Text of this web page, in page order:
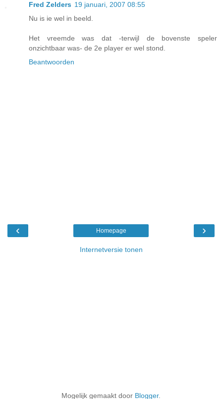
Fred Zelders 19 januari, 2007 08:55
Nu is ie wel in beeld.
Het vreemde was dat -terwijl de bovenste speler
onzichtbaar was- de 2e player er wel stond.
Beantwoorden
‹ ›
Homepage
Internetversie tonen
Mogelijk gemaakt door Blogger.